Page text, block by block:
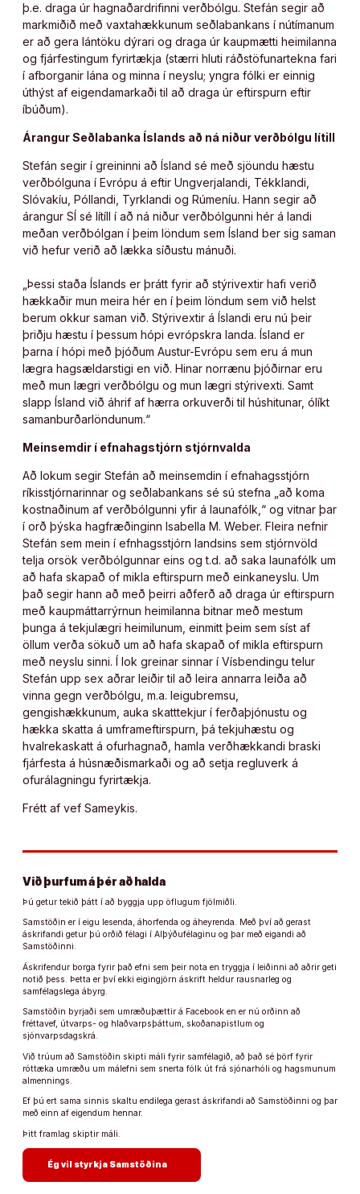
þ.e. draga úr hagnaðardrifinni verðbólgu. Stefán segir að
markmiðið með vaxtahækkunum seðlabankans í nútímanum
er að gera lántöku dýrari og draga úr kaupmætti heimilanna
og fjárfestingum fyrirtækja (stærri hluti ráðstöfunartekna fari
í afborganir lána og minna í neyslu; yngra fólki er einnig
úthýst af eigendamarkaði til að draga úr eftirspurn eftir
íbúðum).
Árangur Seðlabanka Íslands að ná niður verðbólgu lítill
Stefán segir í greininni að Ísland sé með sjöundu hæstu
verðbólguna í Evrópu á eftir Ungverjalandi, Tékklandi,
Slóvakíu, Póllandi, Tyrklandi og Rúmeníu. Hann segir að
árangur SÍ sé lítíll í að ná niður verðbólgunni hér á landi
meðan verðbólgan í þeim löndum sem Ísland ber sig saman
við hefur verið að lækka síðustu mánuði.
„Þessi staða Íslands er þrátt fyrir að stýrivextir hafi verið
hækkaðir mun meira hér en í þeim löndum sem við helst
berum okkur saman við. Stýrivextir á Íslandi eru nú þeir
þriðju hæstu í þessum hópi evrópskra landa. Ísland er
þarna í hópi með þjóðum Austur-Evrópu sem eru á mun
lægra hagsældarstigi en við. Hinar norrænu þjóðirnar eru
með mun lægri verðbólgu og mun lægri stýrivexti. Samt
slapp Ísland við áhrif af hærra orkuverði til húshitunar, ólíkt
samanburðarlöndunum.“
Meinsemdir í efnahagstjórn stjórnvalda
Að lokum segir Stefán að meinsemdin í efnahagsstjórn
ríkisstjórnarinnar og seðlabankans sé sú stefna „að koma
kostnaðinum af verðbólgunni yfir á launafólk,“ og vitnar þar
í orð þýska hagfræðinginn Isabella M. Weber. Fleira nefnir
Stefán sem mein í efnhagsstjórn landsins sem stjórnvöld
telja orsök verðbólgunnar eins og t.d. að saka launafólk um
að hafa skapað of mikla eftirspurn með einkaneyslu. Um
það segir hann að með þeirri aðferð að draga úr eftirspurn
með kaupmáttarrýrnun heimilanna bitnar með mestum
þunga á tekjulægri heimilunum, einmitt þeim sem síst af
öllum verða sökuð um að hafa skapað of mikla eftirspurn
með neyslu sinni. Í lok greinar sinnar í Vísbendingu telur
Stefán upp sex aðrar leiðir til að leira annarra leiða að
vinna gegn verðbólgu, m.a. leigubremsu,
gengishækkunum, auka skatttekjur í ferðaþjónustu og
hækka skatta á umframeftirspurn, þá tekjuhæstu og
hvalrekaskatt á ofurhagnað, hamla verðhækkandi braski
fjárfesta á húsnæðismarkaði og að setja regluverk á
ofurálagningu fyrirtækja.
Frétt af vef Sameykis.
Við þurfum á þér að halda
Þú getur tekið þátt í að byggja upp öflugum fjölmiðli.
Samstöðin er í eigu lesenda, áhorfenda og áheyrenda. Með því að gerast
áskrifandi getur þú orðið félagi í Alþýðufélaginu og þar með eigandi að
Samstöðinni.
Áskrifendur borga fyrir það efni sem þeir nota en tryggja í leiðinni að aðrir geti
notið þess. Þetta er því ekki eigingjörn áskrift heldur rausnarleg og
samfélagslega ábyrg.
Samstöðin byrjaði sem umræðuþættir á Facebook en er nú orðinn að
fréttavef, útvarps- og hlaðvarpsþáttum, skoðanapistlum og
sjónvarpsdagskrá.
Við trúum að Samstöðin skipti máli fyrir samfélagið, að það sé þörf fyrir
róttæka umræðu um málefni sem snerta fólk út frá sjónarhóli og hagsmunum
almennings.
Ef þú ert sama sinnis skaltu endilega gerast áskrifandi að Samstöðinni og þar
með einn af eigendum hennar.
Þitt framlag skiptir máli.
Ég vil styrkja Samstöðina